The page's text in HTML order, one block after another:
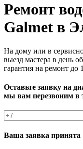
Ремонт
Galmet в
На дому или в
выезд мастера в день
гарантия на ремонт до
Оставьте заявку на
мы вам перезвоним в
Ваша заявка принята